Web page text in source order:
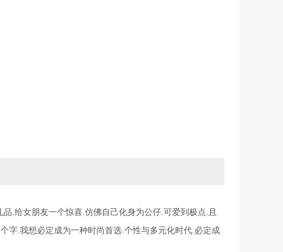
.给女朋友一个惊喜.仿佛自己化身为公仔.可爱到极点.且
字.我想必定成为一种时尚首选.个性与多元化时代.必定成